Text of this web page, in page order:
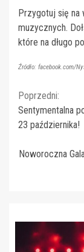
Przygotuj się na
muzycznych.
które na długo
Źródło: facebook.com/
Reading
Poprzedni:
Sentymentalna
23 października!
Noworoczna